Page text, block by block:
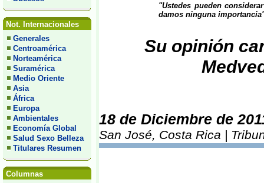
Not. Internacionales
Generales
Centroamérica
Norteamérica
Suramérica
Medio Oriente
Asia
África
Europa
Ambientales
Economía Global
Salud Sexo Belleza
Titulares Resumen
Columnas
"Ustedes pueden
damos ninguna
Su opinión
18 de Diciembre de
San José, Costa Rica |